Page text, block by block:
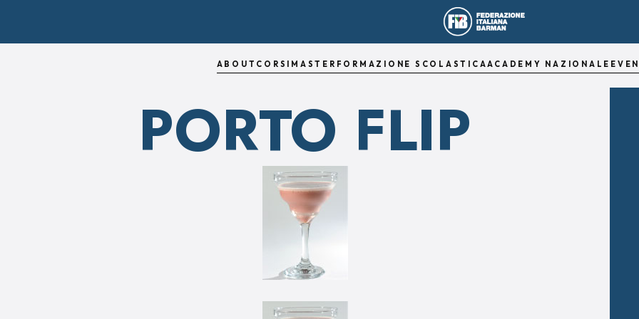
ABOUT CORSI MASTER FORMAZIONE SCOLASTICAACADEMY NAZIONALE
PORTO FLIP